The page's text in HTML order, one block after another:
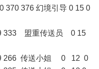
370 376 幻境引导 0 15 0
盟重传送员 0 15
266 传送小姐 0 12 0